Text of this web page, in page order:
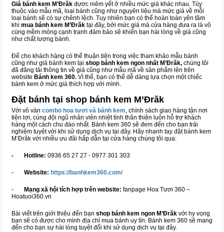
Giá bánh kem M’Đrăk được niêm yết ở nhiều mức giá khác nhau. Tùy
thuộc vào mẫu mã, loại bánh cũng như nguyên liệu mà mức giá về mỗi
loại bánh sẽ có sự chênh lệch. Tuy nhiên bạn có thể hoàn toàn yên tâm
khi mua bánh kem M’Đrăk tại đây, bởi mức giá mà cửa hàng đưa ra là vô
cùng mềm mỏng cạnh tranh đảm bảo sẽ khiến bạn hài lòng về giá cũng
như chất lượng bánh.
Để cho khách hàng có thể thuận tiện trong việc tham khảo mẫu bánh
cũng như giá bánh kem tại shop bánh kem ngon nhất M’Đrăk, chúng tôi
đã đăng tải thông tin về giá cũng như mẫu mã về sản phẩm lên trên
website Bánh kem 360. Vì thế, bạn có thể dễ dàng lựa chọn một chiếc
bánh kem ở mức giá thích hợp với mình.
Đặt bánh tại shop bánh kem M’Đrăk
Với vô vàn combo hoa tươi và bánh kem, chính sách giao hàng tận nơi
tiện lợi, cùng đội ngũ nhân viên nhiệt tình thân thiện luôn hỗ trợ khách
hàng một cách chu đáo nhất. Bánh kem 360 sẽ đem đến cho bạn trải
nghiệm tuyệt vời khi sử dụng dịch vụ tại đây. Hãy nhanh tay đặt bánh kem
M’Đrăk với nhiều ưu đãi hấp dẫn tại cửa hàng chúng tôi qua:
- Hotline: 0936 65 27 27 - 0977 301 303
- Website: https://banhkem360.com/
- Mạng xã hội tích hợp trên website: fanpage Hoa Tươi 360 –
Hoatuoi360.vn
Bài viết trên giới thiệu đến bạn shop bánh kem ngon M’Đrăk với hy vọng
bạn sẽ có được cho mình địa chỉ mua bánh uy tín. Bánh kem 360 sẽ mang
đến cho bạn sự hài lòng tuyệt đối khi sử dụng dịch vụ tại đây.